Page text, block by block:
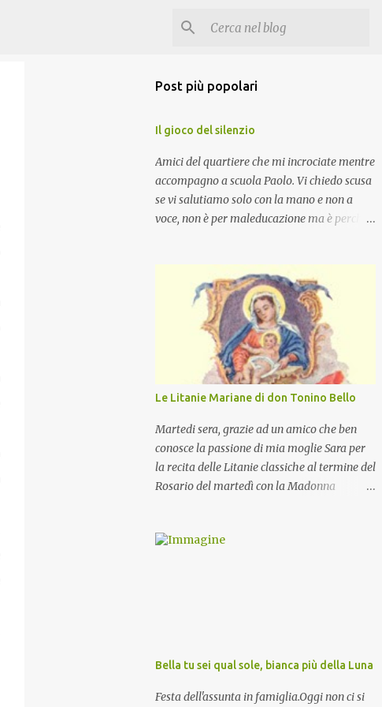
Post più popolari
Il gioco del silenzio
Amici del quartiere che mi incrociate mentre
accompagno a scuola Paolo. Vi chiedo scusa
se vi salutiamo solo con la mano e non a
voce, non è per maleducazione ma è perché
Le Litanie Mariane di don Tonino Bello
Martedi sera, grazie ad un amico che ben
conosce la passione di mia moglie Sara per
la recita delle Litanie classiche al termine del
Rosario del martedì con la Madonna
ritmate sulle invocazioni del Vescovo don
Bella tu sei qual sole, bianca più della Luna
Festa dell'assunta in famiglia.Oggi non ci si